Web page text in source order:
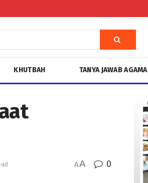
KHUTBAH TANYA JAWAB AGAMA
AA 0